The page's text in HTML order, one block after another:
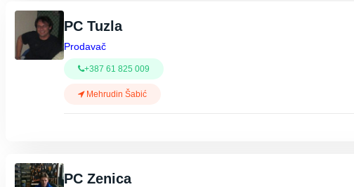
PC Tuzla
Prodavač
+387 61 825 009
Mehrudin Šabić
PC Zenica